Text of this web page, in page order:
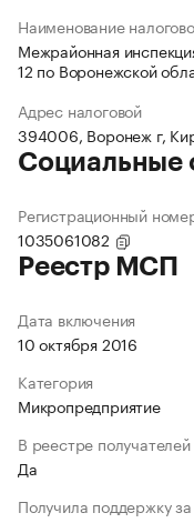
Наименование
Межрайонная
12 по Воронежской
Адрес налоговой
394006, Воронеж г,
Социальные
Регистрационный
1035061082
Реестр МСП
Дата включения
10 октября 2016
Категория
Микропредприятие
В реестре
Да
Получила поддержку